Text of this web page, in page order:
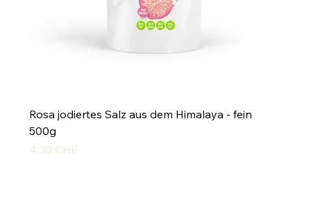
Rosa jodiertes Salz aus dem Himalaya - fein
500g
Preis
4,30 CHF